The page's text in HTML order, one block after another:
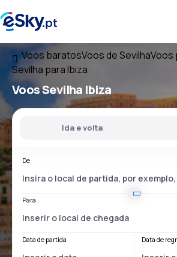
Voos baratosVoos de SevilhaVoos
Sevilha para Ibiza
VoosSevilha Ibiza
Ida e volta
De
Para
Data de partida Data de